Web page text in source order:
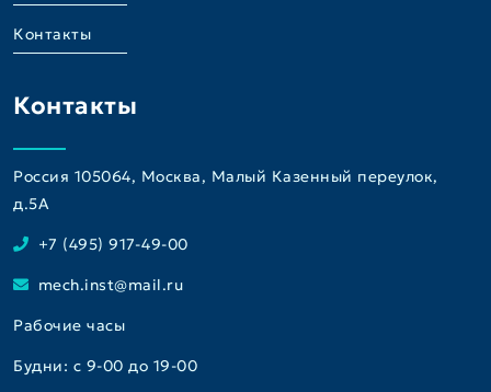
Контакты
Контакты
Россия 105064, Москва, Малый Казенный переулок,
д.5A
+7 (495) 917-49-00
mech.inst@mail.ru
Рабочие часы
Будни: с 9-00 до 19-00